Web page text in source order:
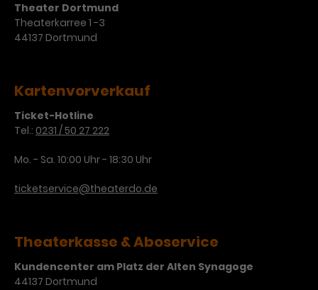
Theater Dortmund
Theaterkarree 1 -3
44137 Dortmund
Kartenvorverkauf
Ticket-Hotline
Tel.: 0231 / 50 27 222
Mo. - Sa. 10:00 Uhr - 18:30 Uhr
ticketservice@theaterdo.de
Theaterkasse & Aboservice
Kundencenter am Platz der Alten Synagoge
44137 Dortmund